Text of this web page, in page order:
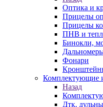
Оптика и
Прицелы
Прицелы
ПНВ и
Бинокли,
Фонари
Комплектующие
Назад
Дтк,